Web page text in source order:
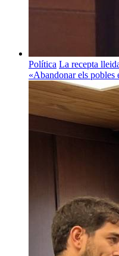
Política La recepta
«Abandonar els pobles